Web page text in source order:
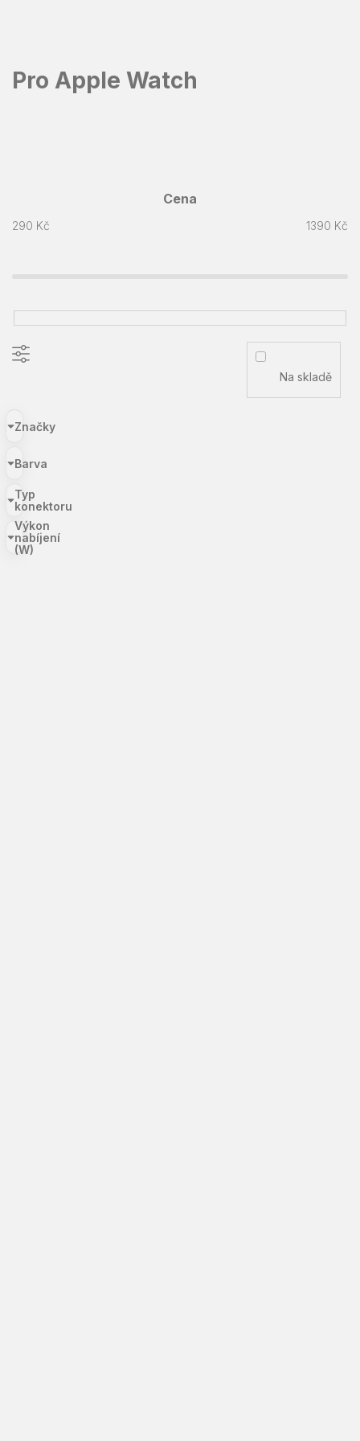
Pro Apple Watch
Cena
290 Kč 1390 Kč
Na skladě
Značky
Barva
Typ
konektoru
Výkon
nabíjení
(W)